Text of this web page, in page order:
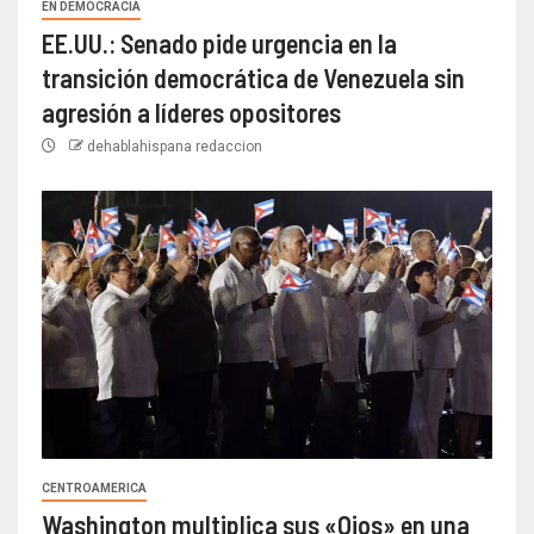
EN DEMOCRACIA
EE.UU.: Senado pide urgencia en la
transición democrática de Venezuela sin
agresión a líderes opositores
dehablahispana redaccion
CENTROAMERICA
Washington multiplica sus «Ojos» en una